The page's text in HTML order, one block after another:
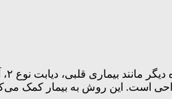
است. این روش به بیمار کمک